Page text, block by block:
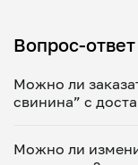
Вопрос-ответ
Можно ли
свинина” с
Укажите
Можно ли